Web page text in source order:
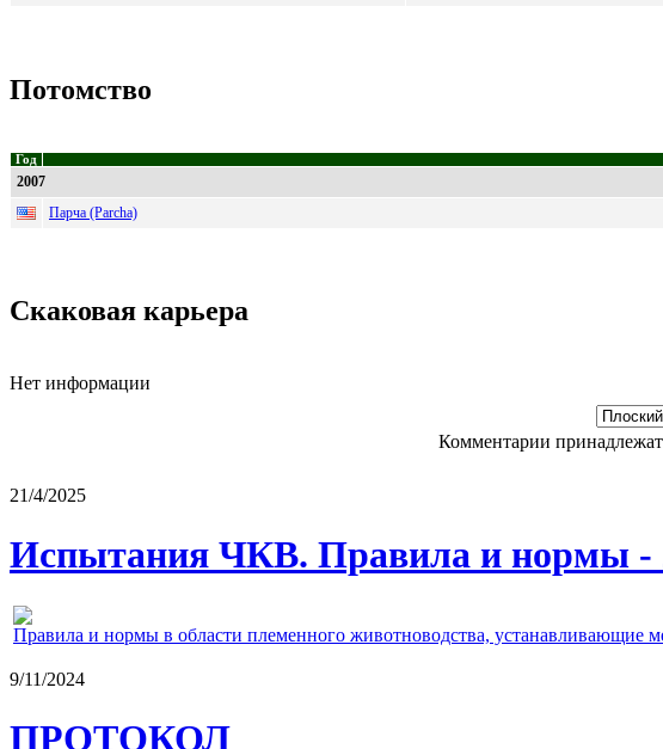
Потомство
Год
2007
Парча (Parcha)
Скаковая карьера
Нет информации
Комментарии
21/4/2025
Испытания ЧКВ. Правила и нормы -
Правила и нормы в области племенного животноводства,
9/11/2024
ПРОТОКОЛ